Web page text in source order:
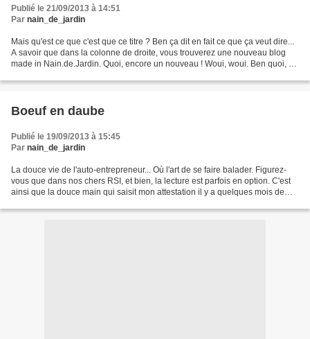
Publié le 21/09/2013 à 14:51
Par nain_de_jardin
Mais qu'est ce que c'est que ce titre ? Ben ça dit en fait ce que ça veut dire...
A savoir que dans la colonne de droite, vous trouverez une nouveau blog
made in Nain.de.Jardin. Quoi, encore un nouveau ! Woui, woui. Ben quoi, ça
Boeuf en daube
Publié le 19/09/2013 à 15:45
Par nain_de_jardin
La douce vie de l'auto-entrepreneur... Où l'art de se faire balader. Figurez-
vous que dans nos chers RSI, et bien, la lecture est parfois en option. C'est
ainsi que la douce main qui saisit mon attestation il y a quelques mois de